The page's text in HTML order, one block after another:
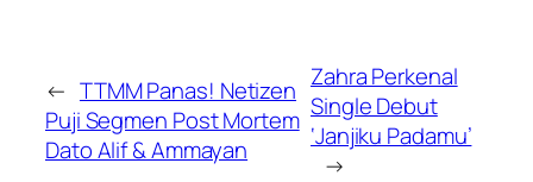
← TTMM Panas! Netizen
Puji Segmen Post Mortem
Dato Alif & Ammayan
Zahra Perkenal
Single Debut
‘Janjiku Padamu’
→